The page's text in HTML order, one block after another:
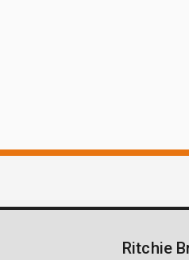
Ritchie